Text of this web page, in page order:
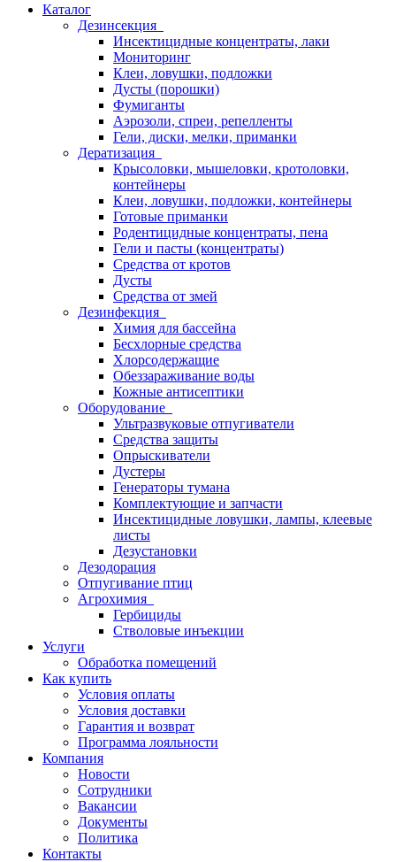
Каталог
Дезинсекция
Инсектицидные концентраты, лаки
Мониторинг
Клеи, ловушки, подложки
Дусты (порошки)
Фумиганты
Аэрозоли, спреи, репелленты
Гели, диски, мелки, приманки
Дератизация
Крысоловки, мышеловки, кротоловки,
контейнеры
Клеи, ловушки, подложки, контейнеры
Готовые приманки
Родентицидные концентраты, пена
Гели и пасты (концентраты)
Средства от кротов
Дусты
Средства от змей
Дезинфекция
Химия для бассейна
Бесхлорные средства
Хлорсодержащие
Обеззараживание воды
Кожные антисептики
Оборудование
Ультразвуковые отпугиватели
Средства защиты
Опрыскиватели
Дустеры
Генераторы тумана
Комплектующие и запчасти
Инсектицидные ловушки, лампы, клеевые
листы
Дезустановки
Дезодорация
Отпугивание птиц
Агрохимия
Гербициды
Стволовые инъекции
Услуги
Обработка помещений
Как купить
Условия оплаты
Условия доставки
Гарантия и возврат
Программа лояльности
Компания
Новости
Сотрудники
Вакансии
Документы
Политика
Контакты